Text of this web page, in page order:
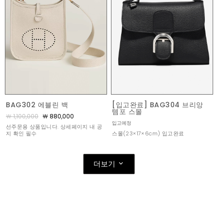
BAG302 에블린 백
￦ 1,100,000 ￦ 880,000
선주문용 상품입니다. 상세페이지 내 공
지 확인 필수
[입고완료] BAG304 브리앙
템포 스몰
입고예정
스몰(23×17×6cm) 입고완료
더보기